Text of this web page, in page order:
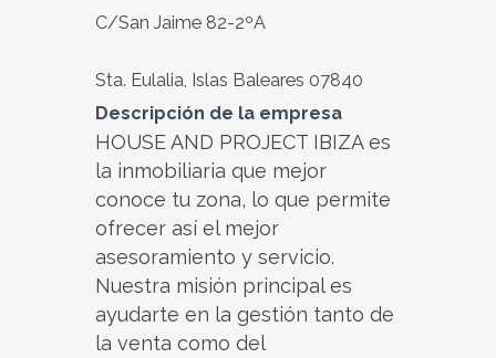
C/San Jaime 82-2ºA
Sta. Eulalia, Islas Baleares 07840
Descripción de la empresa
HOUSE AND PROJECT IBIZA es
la inmobiliaria que mejor
conoce tu zona, lo que permite
ofrecer así el mejor
asesoramiento y servicio.
Nuestra misión principal es
ayudarte en la gestión tanto de
la venta como del